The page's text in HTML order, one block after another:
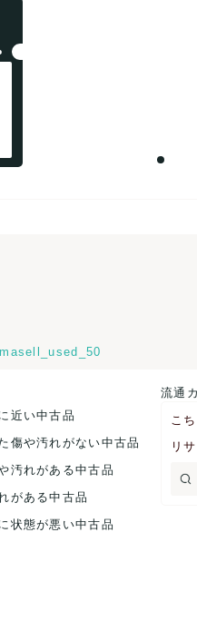
近い中古品
傷や汚れがない中古品
汚れがある中古品
がある中古品
状態が悪い中古品
流通
こ
リ